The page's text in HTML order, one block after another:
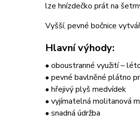
lze hnízdečko prát na
Vyšší, pevné bočnice
Hlavní výhody:
• oboustranné využití –
• pevné bavlněné plátno
• hřejivý plyš medvídek
• vyjímatelná molitanová
• snadná údržba